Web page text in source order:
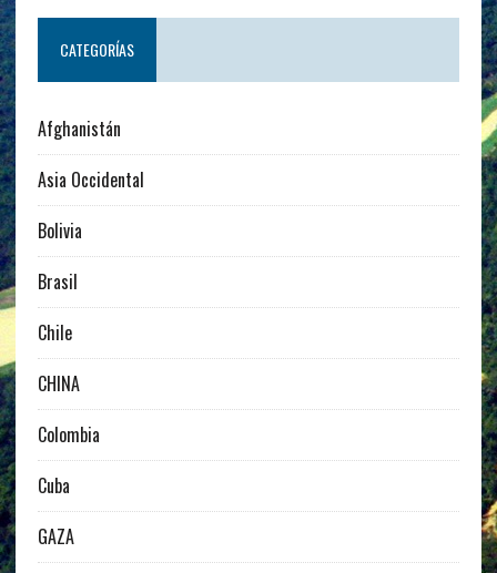
CATEGORÍAS
Afghanistán
Asia Occidental
Bolivia
Brasil
Chile
CHINA
Colombia
Cuba
GAZA